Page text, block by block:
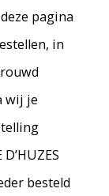
pagina
in
wij je
besteld